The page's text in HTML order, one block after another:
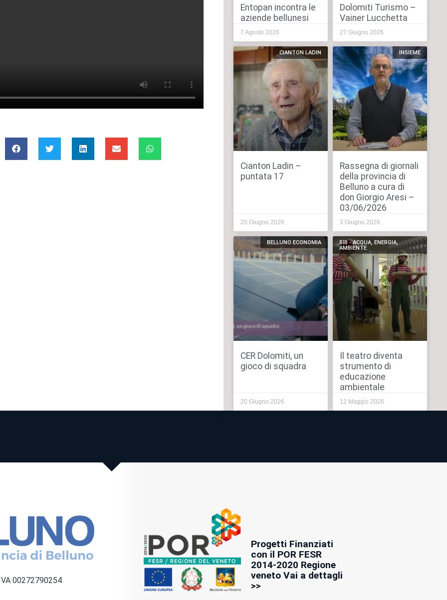
Entopan incontra le
aziende bellunesi
7 Agosto 2026
Dolomiti Turismo –
Vainer Lucchetta
27 Giugno 2026
CIANTON LADIN
Cianton Ladin –
puntata 17
20 Giugno 2026
INSIEME
Rassegna di giornali
della provincia di
Belluno a cura di
don Giorgio Aresi –
03/06/2026
3 Giugno 2026
BELLUNO ECONOMIA
CER Dolomiti, un
gioco di squadra
20 Giugno 2026
SIB - ACQUA, ENERGIA,
AMBIENTE
Il teatro diventa
strumento di
educazione
ambientale
12 Maggio 2026
00272790254
Progetti Finanziati
con il POR FESR
2014-2020 Regione
veneto Vai a dettagli
>>